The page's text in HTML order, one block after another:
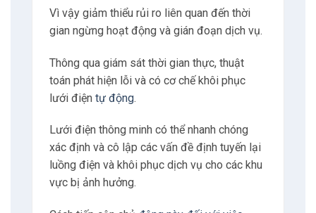
Vì vậy giảm thiểu rủi ro liên quan đến thời
gian ngừng hoạt động và gián đoạn dịch vụ.
Thông qua giám sát thời gian thực, thuật
toán phát hiện lỗi và có cơ chế khôi phục
lưới điện tự động.
Lưới điện thông minh có thể nhanh chóng
xác định và cô lập các vấn đề định tuyến lại
luồng điện và khôi phục dịch vụ cho các khu
vực bị ảnh hưởng.